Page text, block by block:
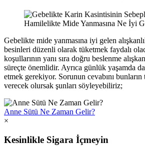
Hamilelikte Mide Yanmasına Ne İyi
Gebelikte mide yanmasına iyi gelen
besinleri düzenli olarak tüketmek faydalı
koşullarının yanı sıra doğru beslenme
süreçte önemlidir. Ayrıca günlük yaşamda
etmek gerekiyor. Sorunun cevabını bunların
verecek olursak şunları söyleyebiliriz;
Anne Sütü Ne Zaman Gelir?
×
Kesinlikle Sigara İçmeyin